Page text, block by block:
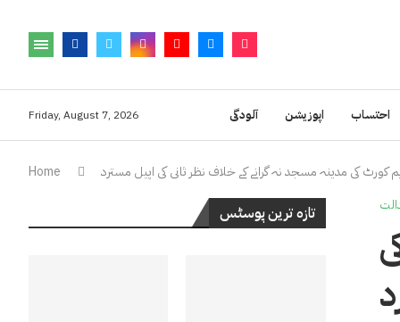
Friday, August 7, 2026 آلودگی اپوزیشن احتساب
Home کورٹ کی مدینہ مسجد نہ گرانے کے خلاف نظر ثانی کی اپیل مسترد
تازہ ترین پوسٹس